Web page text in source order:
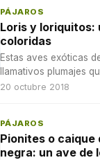
PÁJAROS
Loris y loriquitos:
coloridas
Estas aves exóticas
llamativos plumajes
nunca pasen
20 octubre 2018
PÁJAROS
Pionites o caique
negra: un ave de